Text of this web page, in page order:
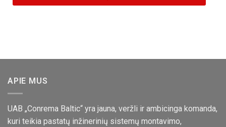
APIE MUS
UAB „Conrema Baltic“ yra jauna, veržli ir ambicinga komanda,
kuri teikia pastatų inžinerinių sistemų montavimo,